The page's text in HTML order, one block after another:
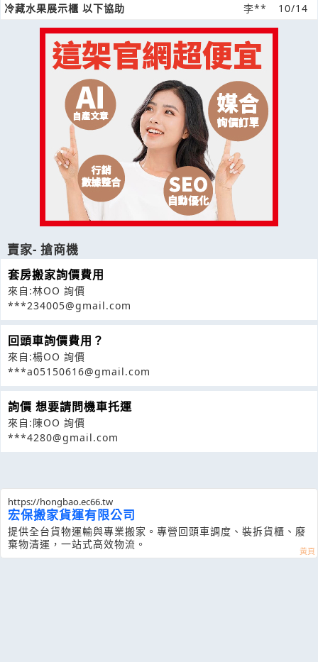
冷藏水果展示櫃 以下協助
李** 10/14
賣家- 搶商機
套房搬家詢價費用
來自:林OO 詢價
***234005@gmail.com
回頭車詢價費用？
來自:楊OO 詢價
***a05150616@gmail.com
詢價 想要請問機車托運
來自:陳OO 詢價
***4280@gmail.com
https://hongbao.ec66.tw
宏保搬家貨運有限公司
提供全台貨物運輸與專業搬家。專營回頭車調度、裝拆貨櫃、廢
棄物清運，一站式高效物流。